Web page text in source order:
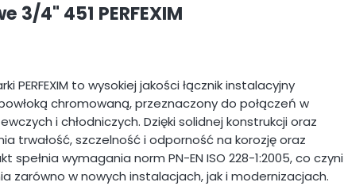
4" 451 PERFEXIM
PERFEXIM to wysokiej jakości łącznik instalacyjny
chromowaną, przeznaczony do połączeń w
i chłodniczych. Dzięki solidnej konstrukcji oraz
trwałość, szczelność i odporność na korozję oraz
spełnia wymagania norm PN-EN ISO 228-1:2005, co czyni
zarówno w nowych instalacjach, jak i modernizacjach.